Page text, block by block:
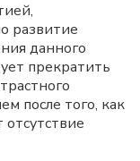
развитие
данного
прекратить
после того, как